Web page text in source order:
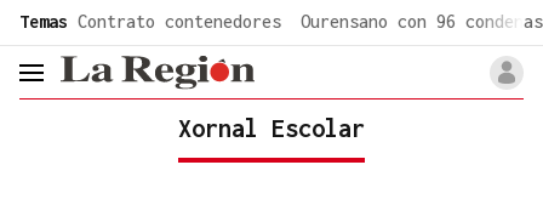
Temas Contrato contenedores Ourensano con 96 condenas
header.menu.open
Xornal Escolar